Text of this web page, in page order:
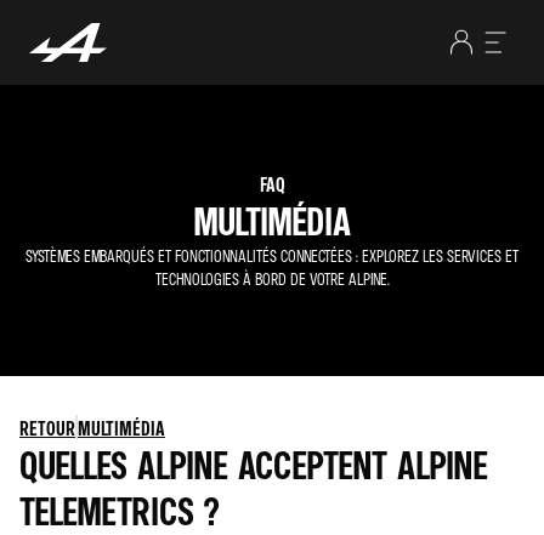
FAQ
MULTIMÉDIA
SYSTÈMES EMBARQUÉS ET FONCTIONNALITÉS CONNECTÉES : EXPLOREZ LES SERVICES ET
TECHNOLOGIES À BORD DE VOTRE ALPINE.
RETOURMULTIMÉDIA
QUELLES ALPINE ACCEPTENT ALPINE
TELEMETRICS ?